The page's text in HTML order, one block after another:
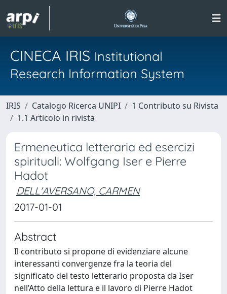
CINECA IRIS Institutional
Research Information System
IRIS Catalogo Ricerca UNIPI
1 Contributo su Rivista
1.1 Articolo in rivista
Ermeneutica letteraria ed esercizi
spirituali: Wolfgang Iser e Pierre
Hadot
DELL'AVERSANO, CARMEN
2017-01-01
Abstract
Il contributo si propone di evidenziare alcune
interessanti convergenze fra la teoria del
significato del testo letterario proposta da Iser
nell’Atto della lettura e il lavoro di Pierre Hadot